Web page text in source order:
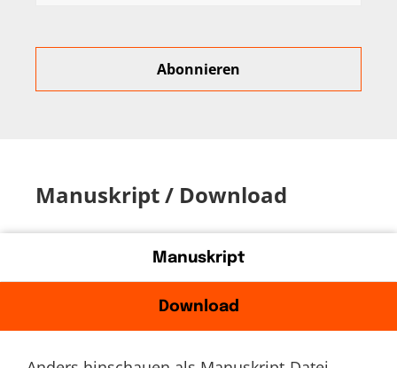
Manuskript / Download
Manuskript
Download